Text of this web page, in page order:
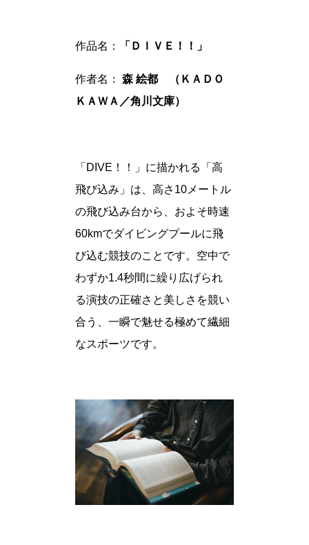
作品名： 「ＤＩＶＥ！！」
作者名：
森 絵都 （ＫＡＤＯ
ＫＡＷＡ／角川文庫）
「DIVE！！」に描かれる「高
飛び込み」は、高さ10メートル
の飛び込み台から、およそ時速
60kmでダイビングプールに飛
び込む競技のことです。空中で
わずか1.4秒間に繰り広げられ
る演技の正確さと美しさを競い
合う、一瞬で魅せる極めて繊細
なスポーツです。